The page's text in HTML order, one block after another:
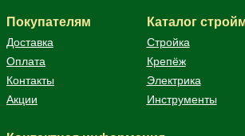
Покупателям
Доставка
Оплата
Контакты
Акции
Каталог
Стройка
Крепёж
Электрика
Инструменты